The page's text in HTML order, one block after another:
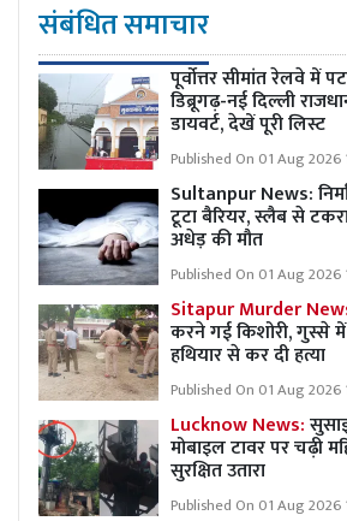
संबंधित समाचार
पूर्वोत्तर सीमांत रेलवे में
डिब्रूगढ़-नई दिल्ली
डायवर्ट, देखें पूरी लिस्ट
Published On 01 Aug 2026
Sultanpur News:
टूटा बैरियर, स्लैब से
अधेड़ की मौत
Published On 01 Aug 2026
Sitapur Murder
करने गई किशोरी, गुस्से में
हथियार से कर दी हत्या
Published On 01 Aug 2026
Lucknow News:
मोबाइल टावर पर चढ़ी
सुरक्षित उतारा
Published On 01 Aug 2026